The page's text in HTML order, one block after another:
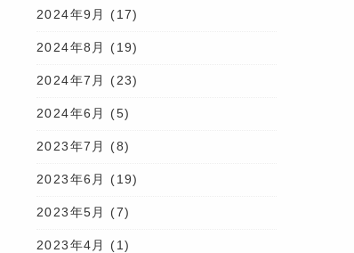
2024年9月 (17)
2024年8月 (19)
2024年7月 (23)
2024年6月 (5)
2023年7月 (8)
2023年6月 (19)
2023年5月 (7)
2023年4月 (1)